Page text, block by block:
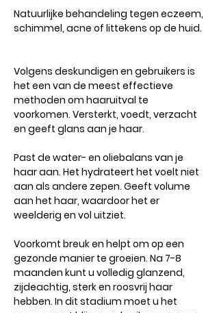
Natuurlijke behandeling tegen eczeem,
schimmel, acne of littekens op de huid.
Volgens deskundigen en gebruikers is
het een van de meest effectieve
methoden om haaruitval te
voorkomen. Versterkt, voedt, verzacht
en geeft glans aan je haar.
Past de water- en oliebalans van je
haar aan. Het hydrateert het voelt niet
aan als andere zepen. Geeft volume
aan het haar, waardoor het er
weelderig en vol uitziet.
Voorkomt breuk en helpt om op een
gezonde manier te groeien. Na 7-8
maanden kunt u volledig glanzend,
zijdeachtig, sterk en roosvrij haar
hebben. In dit stadium moet u het